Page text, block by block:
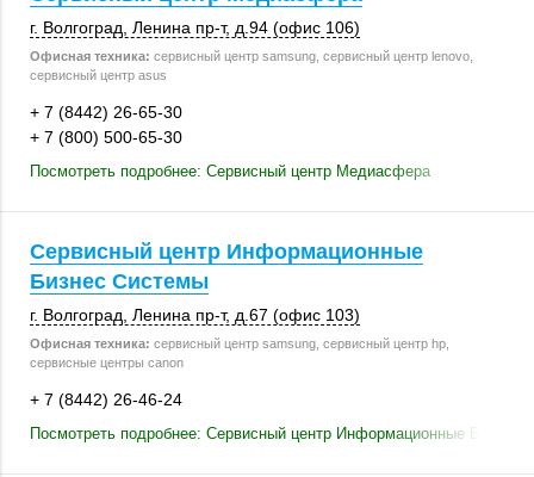
г. Волгоград Ленина пр-т, д.94 (офис 106)
Офисная техника: сервисный центр samsung, сервисный центр lenovo,
сервисный центр asus
+ 7 (8442) 26-65-30
+ 7 (800) 500-65-30
Посмотреть подробнее: Сервисный центр Медиасфера
Сервисный центр Информационные
Бизнес Системы
г. Волгоград Ленина пр-т, д.67 (офис 103)
Офисная техника: сервисный центр samsung, сервисный центр hp,
сервисные центры canon
+ 7 (8442) 26-46-24
Посмотреть подробнее: Сервисный центр Информационные Бизнес